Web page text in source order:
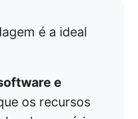
é a ideal
e
os recursos